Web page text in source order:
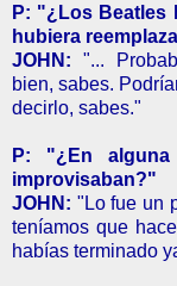
P: "¿Los Beatles
hubiera
JOHN: "...
bien, sabes.
decirlo, sabes."
P: "¿En
improvisaban?"
JOHN: "Lo fue un
teníamos que
habías terminado